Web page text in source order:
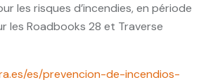
les risques d’incendies, en période
les Roadbooks 28 et Traverse
es/prevencion-de-incendios-